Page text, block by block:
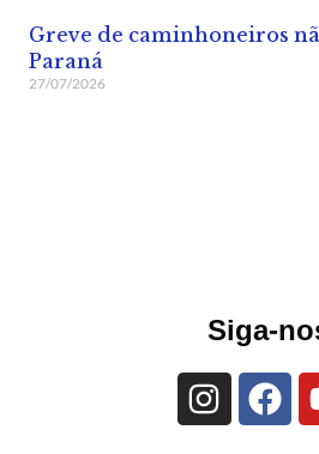
Greve de caminhoneiros
Paraná
27/07/2026
Siga-